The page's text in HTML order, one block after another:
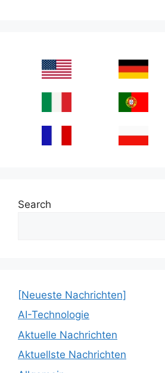
Search
[Neueste Nachrichten]
AI-Technologie
Aktuelle Nachrichten
Aktuellste Nachrichten